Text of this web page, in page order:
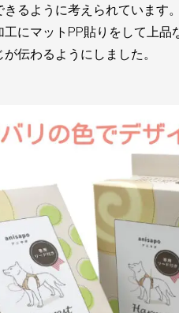
るように考えられています。
にマットPP貼りをして上品
伝わるようにしました。